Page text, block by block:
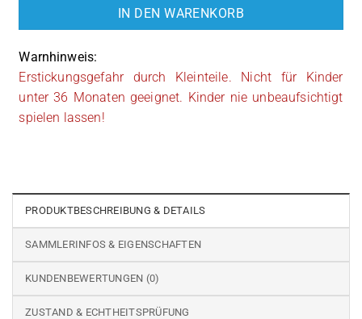
IN DEN WARENKORB
Warnhinweis:
Erstickungsgefahr durch Kleinteile. Nicht für Kinder
unter 36 Monaten geeignet. Kinder nie unbeaufsichtigt
spielen lassen!
PRODUKTBESCHREIBUNG & DETAILS
SAMMLERINFOS & EIGENSCHAFTEN
KUNDENBEWERTUNGEN (0)
ZUSTAND & ECHTHEITSPRÜFUNG